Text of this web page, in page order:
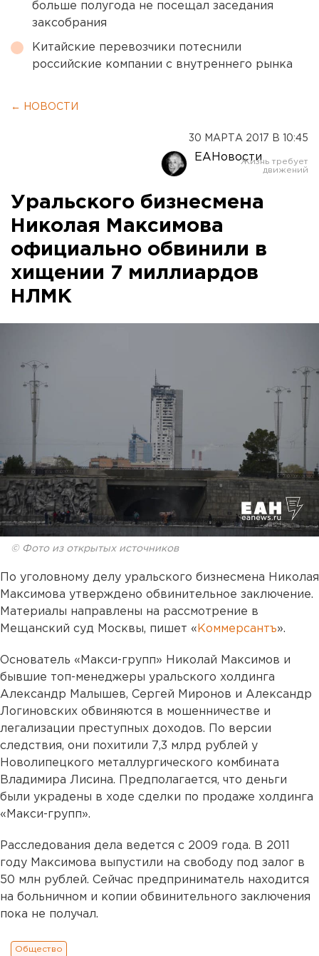
больше полугода не посещал заседания
заксобрания
Китайские перевозчики потеснили
российские компании с внутреннего рынка
← НОВОСТИ
30 МАРТА 2017 В 10:45
ЕАНовости
Уральского бизнесмена
Николая Максимова
официально обвинили в
хищении 7 миллиардов
НЛМК
© Фото из открытых источников
По уголовному делу уральского бизнесмена Николая
Максимова утверждено обвинительное заключение.
Материалы направлены на рассмотрение в
Мещанский суд Москвы, пишет « Коммерсантъ».
Основатель «Макси-групп» Николай Максимов и
бывшие топ-менеджеры уральского холдинга
Александр Малышев, Сергей Миронов и Александр
Логиновских обвиняются в мошенничестве и
легализации преступных доходов. По версии
следствия, они похитили 7,3 млрд рублей у
Новолипецкого металлургического комбината
Владимира Лисина. Предполагается, что деньги
были украдены в ходе сделки по продаже холдинга
«Макси-групп».
Расследования дела ведется с 2009 года. В 2011
году Максимова выпустили на свободу под залог в
50 млн рублей. Сейчас предприниматель находится
на больничном и копии обвинительного заключения
пока не получал.
Общество